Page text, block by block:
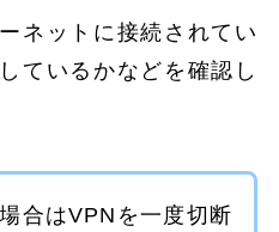
ネットに接続されてい
ているかなどを確認し
合はVPNを一度切断